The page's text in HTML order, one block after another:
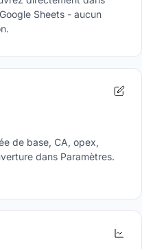
Sheets - aucun
de base, CA, opex,
dans Paramètres.